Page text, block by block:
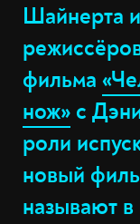
Шайнерта
фильма
нож» с
роли
новый
называют